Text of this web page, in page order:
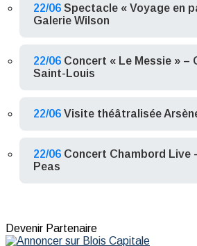
22/06 Spectacle « Voyage en
Galerie Wilson
22/06 Concert « Le Messie » –
Saint-Louis
22/06 Visite théâtralisée
22/06 Concert Chambord Live
Peas
Devenir Partenaire